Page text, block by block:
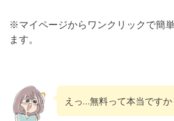
※マイページからワンクリックで簡
ます。
えっ…無料って本当ですか